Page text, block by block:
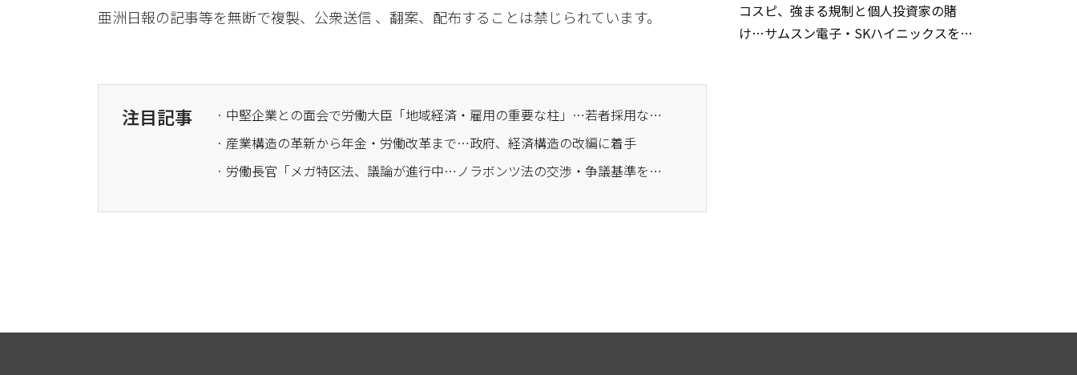
亜洲日報の記事等を無断で複製、公衆送信 、翻案、配布することは禁じられています。
注目記事
· 中堅企業との面会で労働大臣「地域経済・雇用の重要な柱」…若者採用などを議論
· 産業構造の革新から年金・労働改革まで…政府、経済構造の改編に着手
· 労働長官「メガ特区法、議論が進行中…ノラボンツ法の交渉・争議基準を具体化」
コスピ、強まる規制と個人投資家の賭
け…サムスン電子・SKハイニックスを巡